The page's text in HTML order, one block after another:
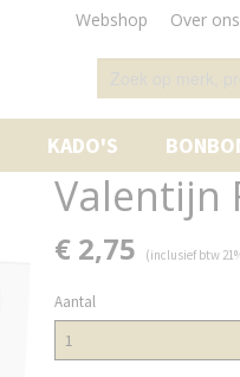
Webshop Over ons
KADO'S
Valentijn
€ 2,75 (inclusief btw
Aantal